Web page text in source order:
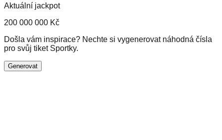
Aktuální jackpot
200 000 000 Kč
Došla vám inspirace? Nechte si vygenerovat náhodná čísla
pro svůj tiket Sportky.
Generovat